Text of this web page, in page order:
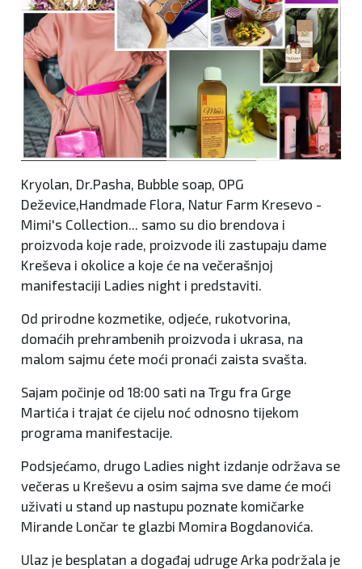
Kryolan, Dr.Pasha, Bubble soap, OPG
Deževice,Handmade Flora, Natur Farm Kresevo -
Mimi's Collection... samo su dio brendova i
proizvoda koje rade, proizvode ili zastupaju dame
Kreševa i okolice a koje će na večerašnjoj
manifestaciji Ladies night i predstaviti.
Od prirodne kozmetike, odjeće, rukotvorina,
domaćih prehrambenih proizvoda i ukrasa, na
malom sajmu ćete moći pronaći zaista svašta.
Sajam počinje od 18:00 sati na Trgu fra Grge
Martića i trajat će cijelu noć odnosno tijekom
programa manifestacije.
Podsjećamo, drugo Ladies night izdanje održava se
večeras u Kreševu a osim sajma sve dame će moći
uživati u stand up nastupu poznate komičarke
Mirande Lončar te glazbi Momira Bogdanovića.
Ulaz je besplatan a događaj udruge Arka podržala je